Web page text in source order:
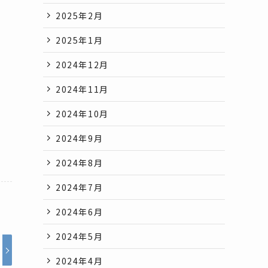
2025年2月
2025年1月
2024年12月
2024年11月
2024年10月
2024年9月
2024年8月
2024年7月
2024年6月
2024年5月
2024年4月